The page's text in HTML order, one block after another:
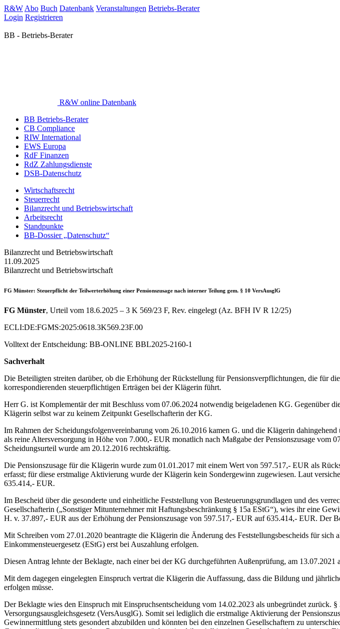
R&W Abo Buch Datenbank Veranstaltungen Betriebs-Berater
Login Registrieren
BB - Betriebs-Berater
R&W online Datenbank
BB Betriebs-Berater
CB Compliance
RIW International
EWS Europa
RdF Finanzen
RdZ Zahlungsdienste
DSB-Datenschutz
Wirtschaftsrecht
Steuerrecht
Bilanzrecht und Betriebswirtschaft
Arbeitsrecht
Standpunkte
BB-Dossier „Datenschutz“
Bilanzrecht und Betriebswirtschaft
11.09.2025
Bilanzrecht und Betriebswirtschaft
FG Münster: Steuerpflicht der Teilwerterhöhung einer Pensionszusage nach interner Teilung gem. § 10 VersAusglG
FG Münster, Urteil vom 18.6.2025 – 3 K 569/23 F, Rev. eingelegt (Az. BFH IV R 12/25)
ECLI:DE:FGMS:2025:0618.3K569.23F.00
Volltext der Entscheidung: BB-ONLINE BBL2025-2160-1
Sachverhalt
Die Beteiligten streiten darüber, ob die Erhöhung der Rückstellung für Pensionsverpflichtungen, die für
korrespondierenden steuerpflichtigen Erträgen bei der Klägerin führt.
Herr G. ist Komplementär der mit Beschluss vom 07.06.2024 notwendig beigeladenen KG. Gegenüber
Klägerin selbst war zu keinem Zeitpunkt Gesellschafterin der KG.
Im Rahmen der Scheidungsfolgenvereinbarung vom 26.10.2016 kamen G. und die Klägerin
als reine Altersversorgung in Höhe von 7.000,- EUR monatlich nach Maßgabe der Pensionszusage
Scheidungsurteil wurde am 20.12.2016 rechtskräftig.
Die Pensionszusage für die Klägerin wurde zum 01.01.2017 mit einem Wert von 597.517,- EUR als
erfasst; für diese erstmalige Aktivierung wurde der Klägerin kein Sondergewinn zugewiesen. Laut
635.414,- EUR.
Im Bescheid über die gesonderte und einheitliche Feststellung von Besteuerungsgrundlagen und des
Gesellschafterin („Sonstiger Mitunternehmer mit Haftungsbeschränkung § 15a EStG“), wies ihr eine
H. v. 37.897,- EUR aus der Erhöhung der Pensionszusage von 597.517,- EUR auf 635.414,- EUR. Der
Mit Schreiben vom 27.01.2020 beantragte die Klägerin die Änderung des Feststellungsbescheids für sich
Einkommensteuergesetz (EStG) erst bei Auszahlung erfolgen.
Diesen Antrag lehnte der Beklagte, nach einer bei der KG durchgeführten Außenprüfung, am 13.07.2021
Mit dem dagegen eingelegten Einspruch vertrat die Klägerin die Auffassung, dass die Bildung und
erfolgen müsse.
Der Beklagte wies den Einspruch mit Einspruchsentscheidung vom 14.02.2023 als unbegründet
Versorgungsausgleichsgesetz (VersAusglG). Somit sei lediglich die erstmalige Aktivierung der
Gewinnermittlung stets gesondert abzubilden und könnten bei den einzelnen Gesellschaftern zu